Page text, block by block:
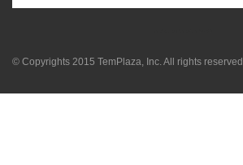
© Copyrights 2015 TemPlaza, Inc. All rights reserved.